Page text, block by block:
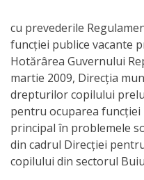
Rapoarte
de
activitate
Transparență
Achiziții
publice
cu prevederile
funcţiei publice vacante
Hotărârea Guvernului
martie 2009, Direcţia
drepturilor copilului
pentru ocuparea funcţiei
principal în problemele
din cadrul Direcţiei
copilului din sectorul